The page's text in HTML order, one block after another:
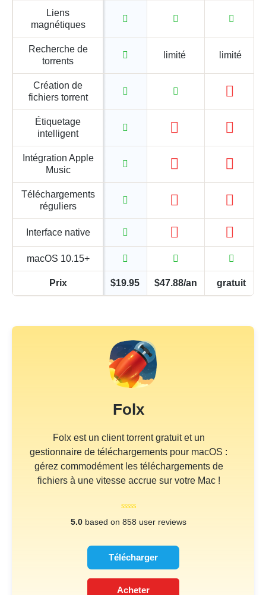
Liens
magnétiques
Recherche de
torrents
limité limité
Création de
fichiers torrent
Étiquetage
intelligent
Intégration Apple
Music
Téléchargements
réguliers
Interface native
macOS 10.15+
Prix $19.95 $47.88/an gratuit
Folx
Folx est un client torrent gratuit et un
gestionnaire de téléchargements pour macOS :
gérez commodément les téléchargements de
fichiers à une vitesse accrue sur votre Mac !
5.0 based on 858 user reviews
Télécharger
Acheter